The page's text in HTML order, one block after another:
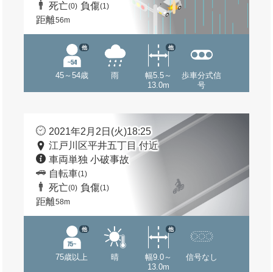
死亡(0) 負傷(1)
距離56m
45～54歳
他
雨
幅5.5～
13.0m
他
歩車分式信
号
2021年2月2日(火)18:25
江戸川区平井五丁目 付近
車両単独 小破事故
自転車(1)
死亡(0) 負傷(1)
距離58m
75歳以上
他
晴
幅9.0～
13.0m
他
信号なし